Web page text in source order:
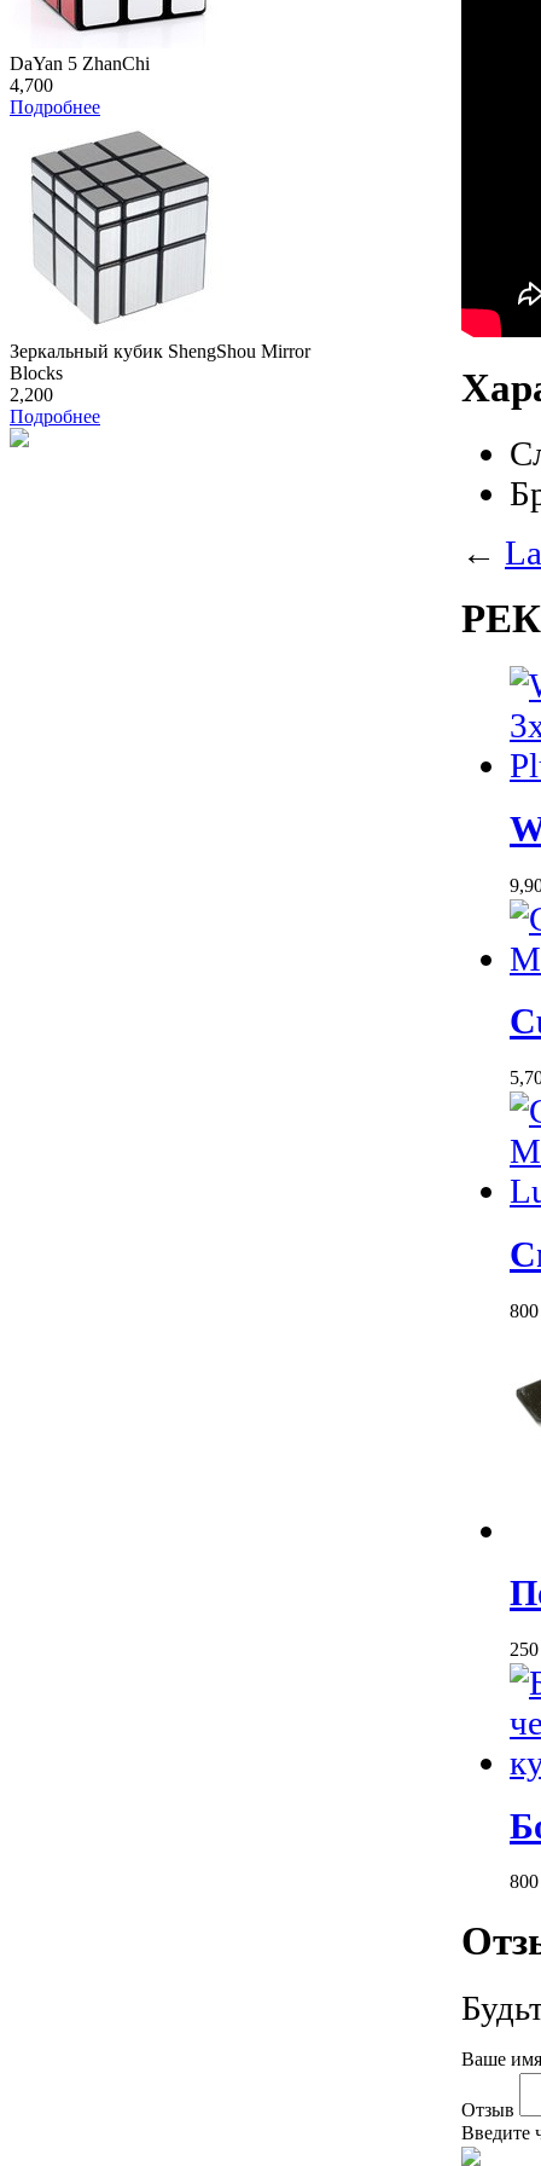
DaYan 5 ZhanChi
4,700
Подробнее
Зеркальный кубик ShengShou Mirror
Blocks
2,200
Подробнее
←
Ваше
Отзыв
Введите